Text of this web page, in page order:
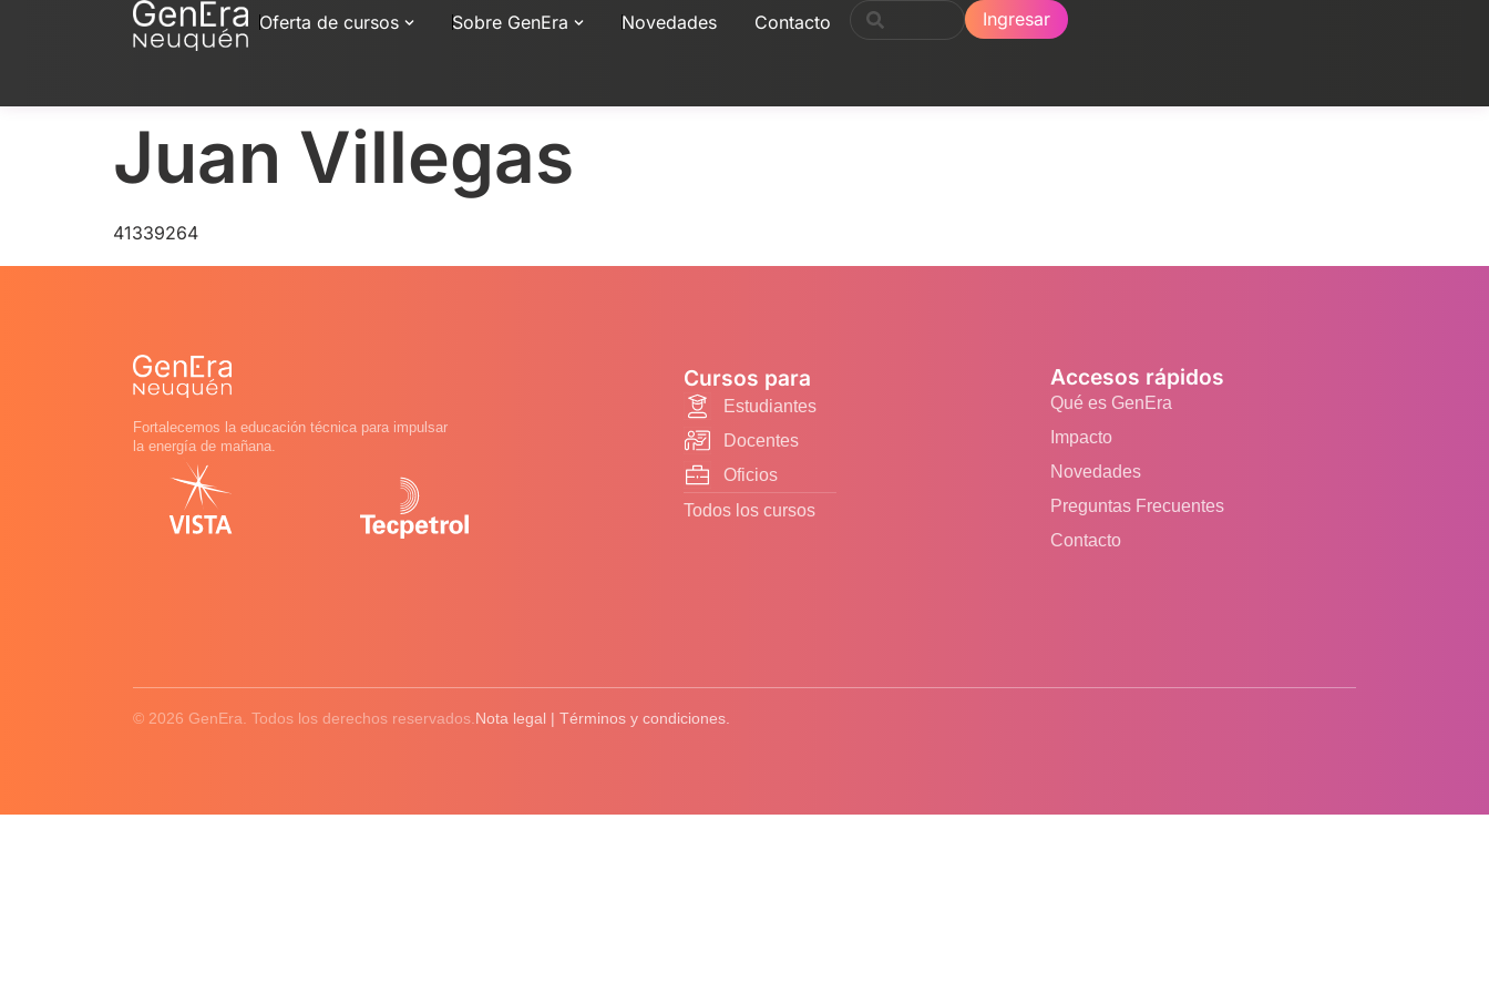
Oferta de cursos Sobre GenEra Novedades Contacto Ingresar
Juan Villegas
41339264
Fortalecemos la educación técnica para impulsar
la energía de mañana.
Cursos para
Estudiantes
Docentes
Oficios
Todos los cursos
Accesos rápidos
Qué es GenEra
Impacto
Novedades
Preguntas Frecuentes
Contacto
© 2026 GenEra. Todos los derechos reservados. Nota legal | Términos y condiciones.